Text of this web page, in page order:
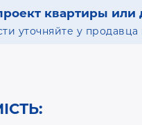
квартиры
уточняйте у продавца